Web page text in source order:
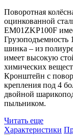
Поворотная
оцинкованной
EM01ZKP100F
Грузоподъемность
шинка – из
имеет высокую
химических
Кронштейн с
крепления под 4
двойной
пыльником.
Читать еще
Характеристики